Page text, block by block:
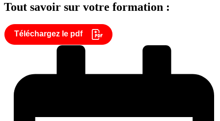
Tout savoir sur votre formation :
Téléchargez le pdf